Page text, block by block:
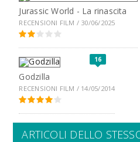
Jurassic World - La rinascita
RECENSIONI FILM / 30/06/2025
16
Godzilla
RECENSIONI FILM / 14/05/2014
ARTICOLI DELLO